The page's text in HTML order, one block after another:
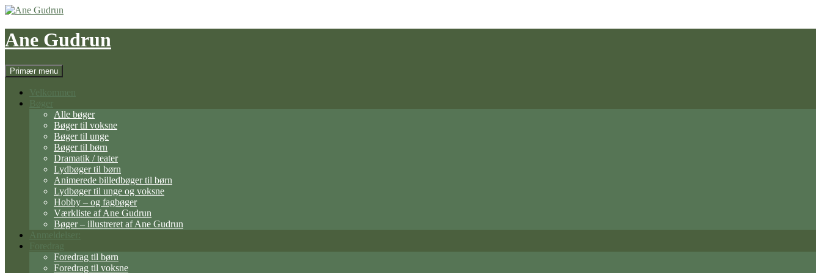
Hop
indhold
Ane Gudrun
Søg
Primær menu
Alle bøger
Bøger til voksne
Bøger til unge
Bøger til børn
Dramatik / teater
Lydbøger til børn
Animerede billedbøger til børn
Lydbøger til unge og voksne
Hobby – og fagbøger
Værkliste af Ane Gudrun
Bøger – illustreret af Ane Gudrun
Foredrag til børn
Foredrag til voksne